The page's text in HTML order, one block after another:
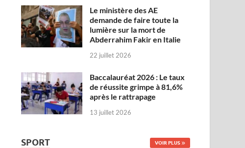
Le ministère des AE
demande de faire toute la
lumière sur la mort de
Abderrahim Fakir en Italie
22 juillet 2026
Baccalauréat 2026 : Le taux
de réussite grimpe à 81,6%
après le rattrapage
13 juillet 2026
SPORT VOIR PLUS